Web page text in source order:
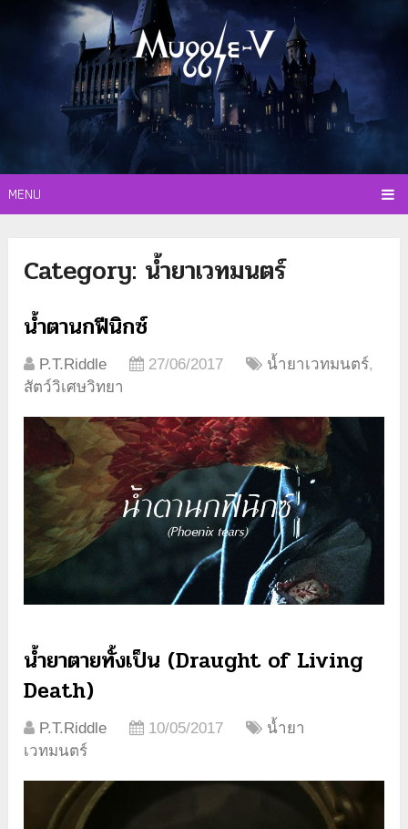
MENU
Category: น้ำยาเวทมนตร์
น้ำตานกฟีนิกซ์
P.T.Riddle 27/06/2017 น้ำยาเวทมนตร์,
สัตว์วิเศษวิทยา
น้ำยาตายทั้งเป็น (Draught of Living
Death)
P.T.Riddle 10/05/2017
น้ำยา
เวทมนตร์